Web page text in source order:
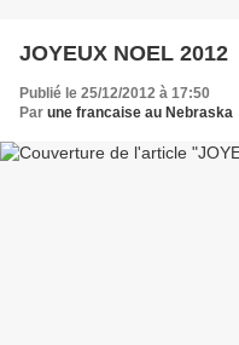
JOYEUX NOEL 2012
Publié le 25/12/2012 à 17:50
Par une francaise au Nebraska